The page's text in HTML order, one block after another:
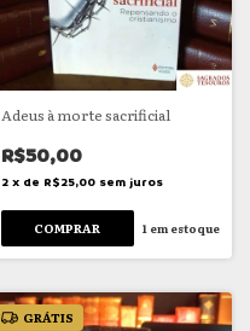
Adeus à morte sacrificial
R$50,00
2 x de R$25,00 sem juros
1 em estoque
GRÁTIS